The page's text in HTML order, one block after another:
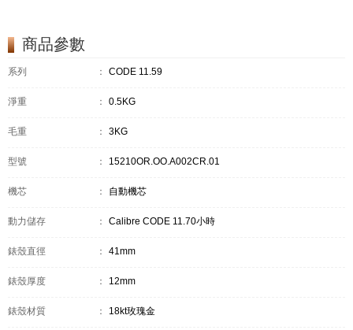
商品參數
系列 ： CODE 11.59
淨重 ： 0.5KG
毛重 ： 3KG
型號 ： 15210OR.OO.A002CR.01
機芯 ： 自動機芯
動力儲存 ： Calibre CODE 11.70小時
錶殼直徑 ： 41mm
錶殼厚度 ： 12mm
錶殼材質 ： 18kt玫瑰金